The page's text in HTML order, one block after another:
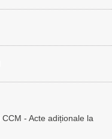
- Acte adiționale la